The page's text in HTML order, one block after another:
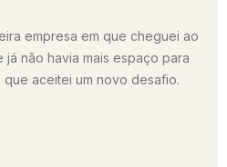
empresa em que cheguei ao
não havia mais espaço para
que aceitei um novo desafio.